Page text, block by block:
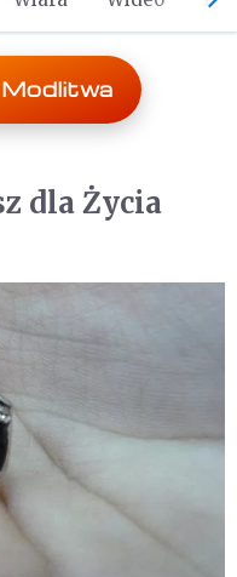
Modlitwa
dla Życia